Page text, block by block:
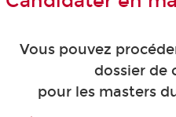
Vous pouvez
dossier de
pour les masters